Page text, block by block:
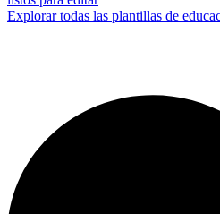
Explorar todas las plantillas de